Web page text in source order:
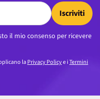
Iscriviti
il mio consenso per ricevere
laPrivacy Policye iTermini